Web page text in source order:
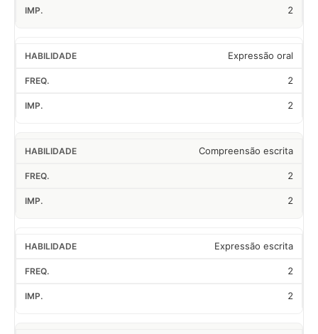
2
Expressão oral
2
2
Compreensão escrita
2
2
Expressão escrita
2
2